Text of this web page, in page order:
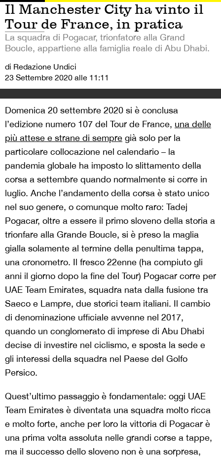
Il Manchester City ha vinto il
Tour de France, in pratica
La squadra di Pogacar, trionfatore alla Grand
Boucle, appartiene alla famiglia reale di Abu Dhabi.
di Redazione Undici
23 Settembre 2020 alle 11:11
Domenica 20 settembre 2020 si è conclusa
l’edizione numero 107 del Tour de France, una delle
più attese e strane di sempre già solo per la
particolare collocazione nel calendario – la
pandemia globale ha imposto lo slittamento della
corsa a settembre quando normalmente si corre in
luglio. Anche l’andamento della corsa è stato unico
nel suo genere, o comunque molto raro: Tadej
Pogacar, oltre a essere il primo sloveno della storia a
trionfare alla Grande Boucle, si è preso la maglia
gialla solamente al termine della penultima tappa,
una cronometro. Il fresco 22enne (ha compiuto gli
anni il giorno dopo la fine del Tour) Pogacar corre per
UAE Team Emirates, squadra nata dalla fusione tra
Saeco e Lampre, due storici team italiani. Il cambio
di denominazione ufficiale avvenne nel 2017,
quando un conglomerato di imprese di Abu Dhabi
decise di investire nel ciclismo, e sposta la sede e
gli interessi della squadra nel Paese del Golfo
Persico.
Quest’ultimo passaggio è fondamentale: oggi UAE
Team Emirates è diventata una squadra molto ricca
e molto forte, anche per loro la vittoria di Pogacar è
una prima volta assoluta nelle grandi corse a tappe,
ma il successo dello sloveno non è una sorpresa,